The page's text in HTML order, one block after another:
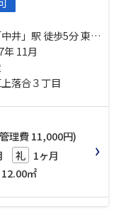
」駅 徒歩5分 東西
武線「東中
11月
落合３丁目
理費 11,000円)
礼 1ヶ月
㎡